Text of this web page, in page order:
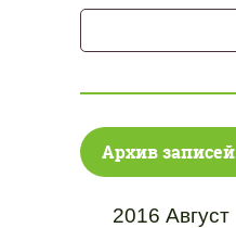
Архив записей
2016 Август